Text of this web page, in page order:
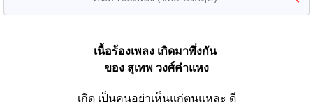
เนื้อร้องเพลง เกิดมาพึ่งกัน
ของ สุเทพ วงศ์คำแหง
เกิด เป็นคนอย่าเห็นแก่ตนแหละ ดี